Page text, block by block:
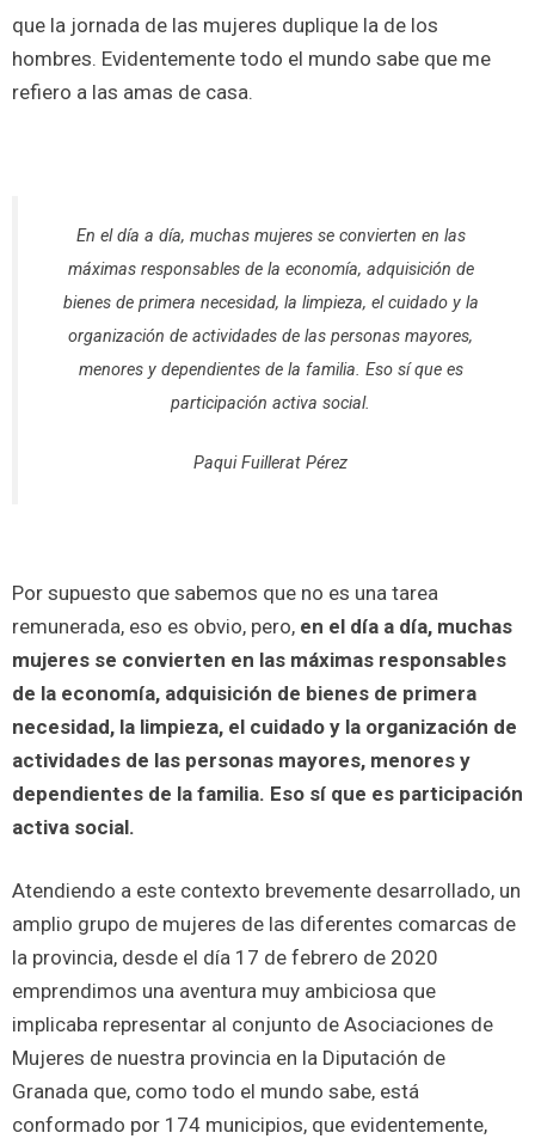
que la jornada de las mujeres duplique la de los
hombres. Evidentemente todo el mundo sabe que me
refiero a las amas de casa.
En el día a día, muchas mujeres se convierten en las
máximas responsables de la economía, adquisición de
bienes de primera necesidad, la limpieza, el cuidado y la
organización de actividades de las personas mayores,
menores y dependientes de la familia. Eso sí que es
participación activa social.
Paqui Fuillerat Pérez
Por supuesto que sabemos que no es una tarea
remunerada, eso es obvio, pero, en el día a día, muchas
mujeres se convierten en las máximas responsables
de la economía, adquisición de bienes de primera
necesidad, la limpieza, el cuidado y la organización de
actividades de las personas mayores, menores y
dependientes de la familia. Eso sí que es participación
activa social.
Atendiendo a este contexto brevemente desarrollado, un
amplio grupo de mujeres de las diferentes comarcas de
la provincia, desde el día 17 de febrero de 2020
emprendimos una aventura muy ambiciosa que
implicaba representar al conjunto de Asociaciones de
Mujeres de nuestra provincia en la Diputación de
Granada que, como todo el mundo sabe, está
conformado por 174 municipios, que evidentemente,